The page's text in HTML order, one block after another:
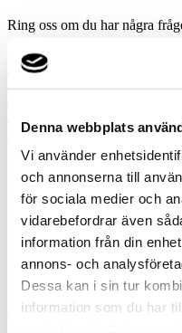
Denna webbplats
Vi använder
och annonserna till
för sociala medier och
vidarebefordrar även
information från din
annons- och
Dessa kan i sin tur
information som du har
Ring oss om du har några
0382-61531
Prata med en expert
Begär offert
Boka hembesök
Ring oss
Prata med en expert
Begär offert
Kontakta mig
Boka hembesök
Ring oss
Kontakt